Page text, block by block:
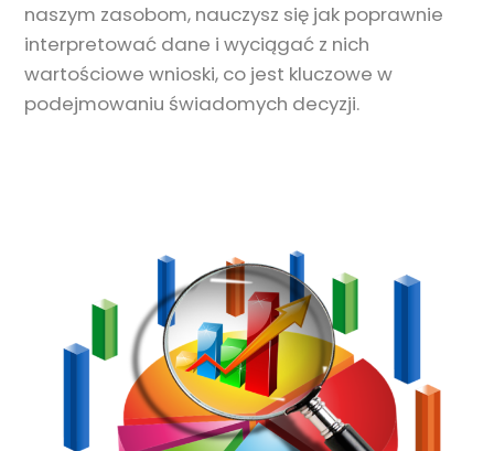
naszym zasobom, nauczysz się jak poprawnie
interpretować dane i wyciągać z nich
wartościowe wnioski, co jest kluczowe w
podejmowaniu świadomych decyzji.